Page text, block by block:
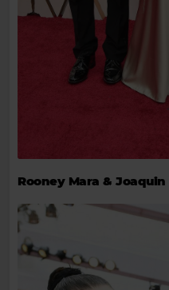
Rooney Mara &